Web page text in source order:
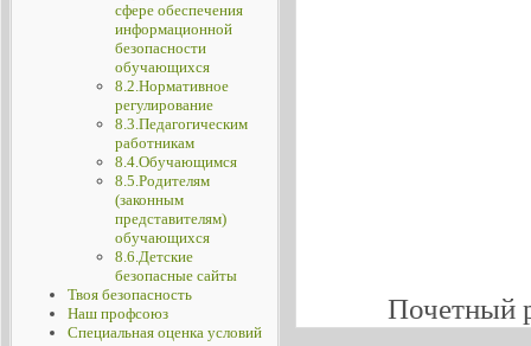
сфере обеспечения
информационной
безопасности
обучающихся
8.2.Нормативное
регулирование
8.3.Педагогическим
работникам
8.4.Обучающимся
8.5.Родителям
(законным
представителям)
обучающихся
8.6.Детские
безопасные сайты
Твоя безопасность
Наш профсоюз
Специальная оценка условий
Почетный